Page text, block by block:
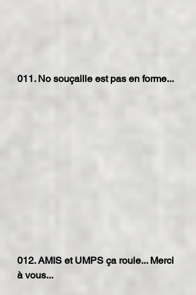
011. No souçaille est pas en forme...
012. AMIS et UMPS ça roule... Merci
à vous...